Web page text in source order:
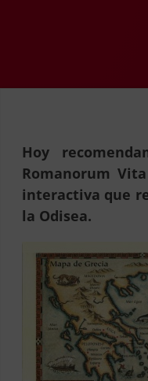
Hoy
Romanorum
interactiva que
la Odisea.